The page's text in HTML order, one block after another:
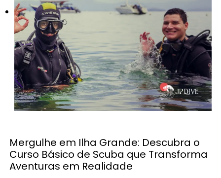
Mergulhe em Ilha Grande: Descubra o
Curso Básico de Scuba que Transforma
Aventuras em Realidade